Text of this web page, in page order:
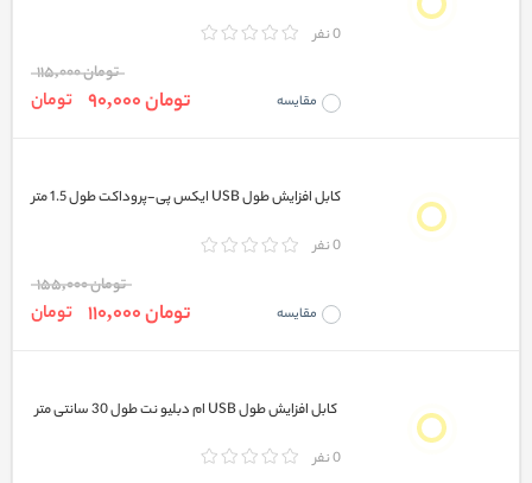
0 نفر
مقایسه
تومان 115,000
تومان 90,000 تومان
کابل افزایش طول USB ایکس پی-پروداکت طول 1.5 متر
0 نفر
مقایسه
تومان 155,000
تومان 110,000 تومان
کابل افزایش طول USB ام دبلیو نت طول 30 سانتی متر
0 نفر